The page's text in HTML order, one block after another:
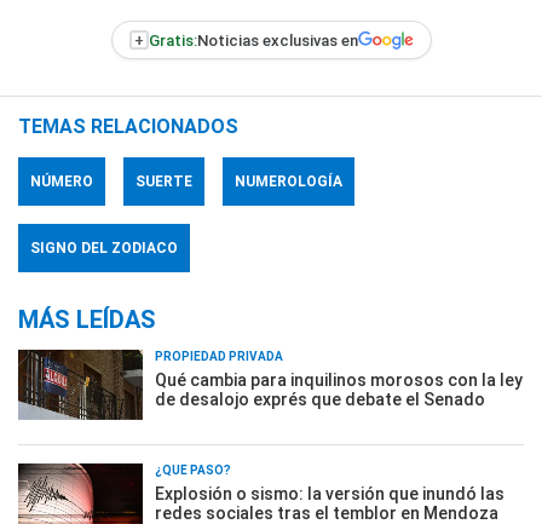
+ Gratis:Noticias exclusivas en
TEMAS RELACIONADOS
NÚMERO SUERTE NUMEROLOGÍA
SIGNO DEL ZODIACO
MÁS LEÍDAS
PROPIEDAD PRIVADA
Qué cambia para inquilinos morosos con la ley
de desalojo exprés que debate el Senado
¿QUÉ PASÓ?
Explosión o sismo: la versión que inundó las
redes sociales tras el temblor en Mendoza